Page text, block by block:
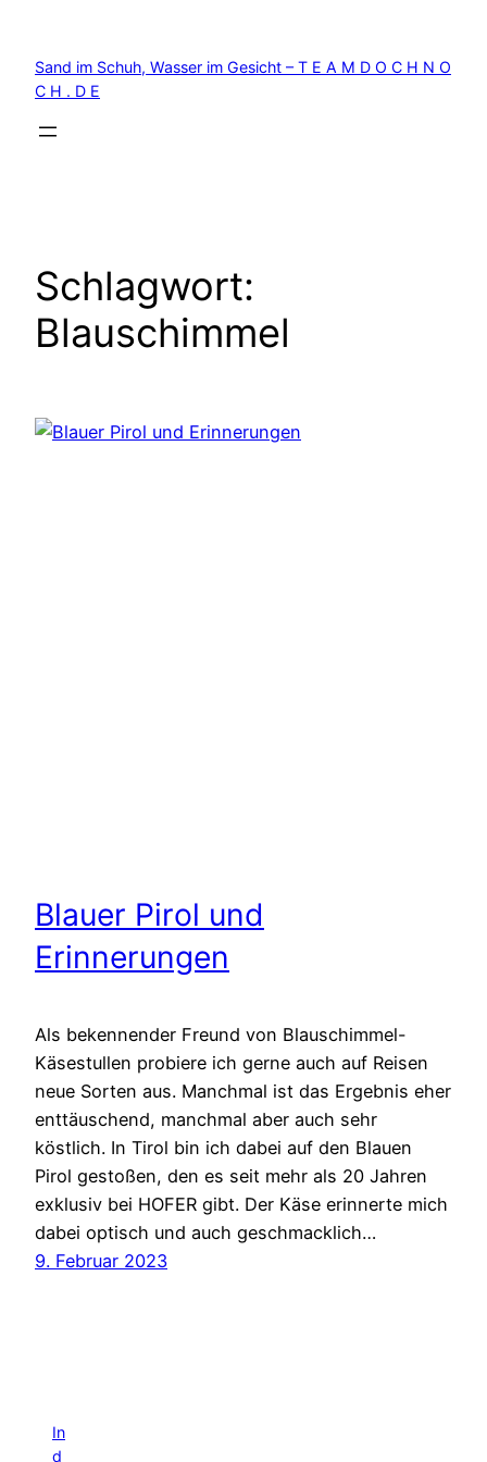
springen
Sand im Schuh, Wasser im Gesicht – T E A M D O C H N O
C H . D E
Schlagwort:
Blauschimmel
Blauer Pirol und
Erinnerungen
Als bekennender Freund von Blauschimmel-
Käsestullen probiere ich gerne auch auf Reisen
neue Sorten aus. Manchmal ist das Ergebnis eher
enttäuschend, manchmal aber auch sehr
köstlich. In Tirol bin ich dabei auf den Blauen
Pirol gestoßen, den es seit mehr als 20 Jahren
exklusiv bei HOFER gibt. Der Käse erinnerte mich
dabei optisch und auch geschmacklich…
9. Februar 2023
In
d